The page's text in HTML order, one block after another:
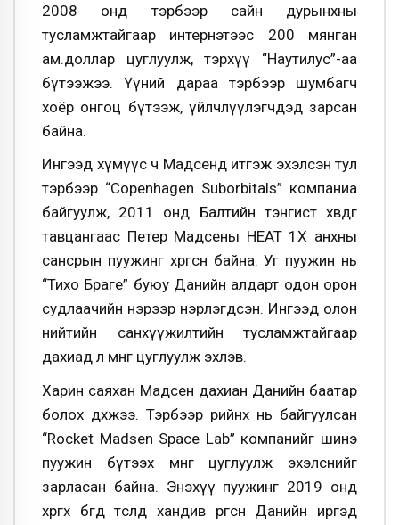
2008 онд тэрбээр сайн дурынхны
тусламжтайгаар интернэтээс 200 мянган
ам.доллар цуглуулж, тэрхүү “Наутилус”-аа
бүтээжээ. Үүний дараа тэрбээр шумбагч
хоёр онгоц бүтээж, үйлчлүүлэгчдэд зарсан
байна.
Ингээд хүмүүс ч Мадсенд итгэж эхэлсэн тул
тэрбээр “Copenhagen Suborbitals” компаниа
байгуулж, 2011 онд Балтийн тэнгист хөвдөг
тавцангаас Петер Мадсены НЕАТ 1Х анхны
сансрын пуужинг хөөргөсөн байна. Уг пуужин нь
“Тихо Браге” буюу Данийн алдарт одон орон
судлаачийн нэрээр нэрлэгдсэн. Ингээд олон
нийтийн санхүүжилтийн тусламжтайгаар
дахиад л мөнгө цуглуулж эхлэв.
Харин саяхан Мадсен дахиан Данийн баатар
болох дөхжээ. Тэрбээр өөрийнх нь байгуулсан
“Rocket Madsen Space Lab” компанийг шинэ
пуужин бүтээх мөнгө цуглуулж эхэлснийг
зарласан байна. Энэхүү пуужинг 2019 онд
хөөргөх бөгөөд төсөлд хандив өргөсөн Данийн иргэд